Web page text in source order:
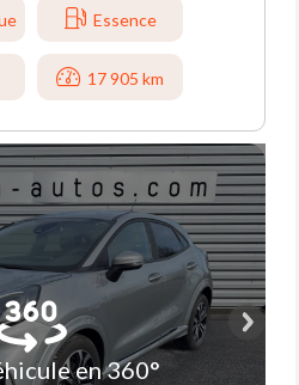
Essence
17 905 km
en 360°